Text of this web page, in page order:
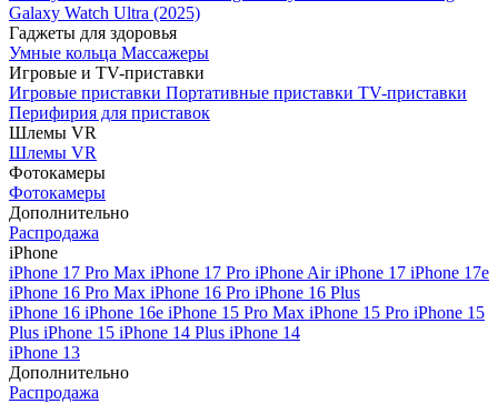
Galaxy Watch Ultra (2025)
Гаджеты для здоровья
Умные кольца Массажеры
Игровые и TV-приставки
Игровые приставки Портативные приставки TV-приставки
Перифирия для приставок
Шлемы VR
Шлемы VR
Фотокамеры
Фотокамеры
Дополнительно
Распродажа
iPhone
iPhone 17 Pro Max iPhone 17 Pro iPhone AiriPhone 17 iPhone 17e
iPhone 16 Pro Max iPhone 16 Pro iPhone 16 Plus
iPhone 16 iPhone 16e iPhone 15 Pro Max iPhone 15 Pro iPhone 15
Plus iPhone 15 iPhone 14 Plus iPhone 14
iPhone 13
Дополнительно
Распродажа